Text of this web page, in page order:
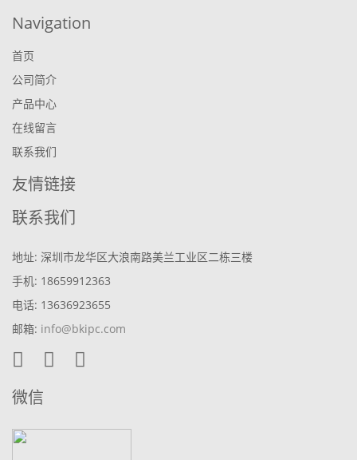
Navigation
首页
公司简介
产品中心
在线留言
联系我们
友情链接
联系我们
地址: 深圳市龙华区大浪南路美兰工业区二栋三楼
手机: 18659912363
电话: 13636923655
邮箱: info@bkipc.com
微信